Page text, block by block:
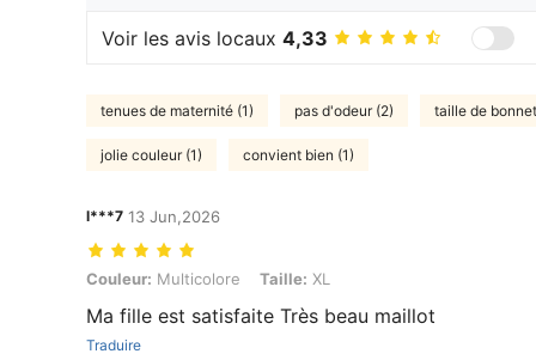
Voir les avis locaux 4,33
tenues de maternité (1) pas d'odeur (2) taille de
jolie couleur (1) convient bien (1)
l***7 13 Jun,2026
Couleur: Multicolore, Taille: XL
Couleur: Multicolore Taille: XL
Ma fille est satisfaite Très beau maillot
Traduire